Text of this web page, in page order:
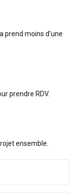
prend moins d’une
prendre RDV.
ensemble.